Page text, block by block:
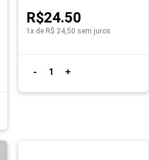
R$24.50
1x de R$ 24,50 sem juros
- 1 +